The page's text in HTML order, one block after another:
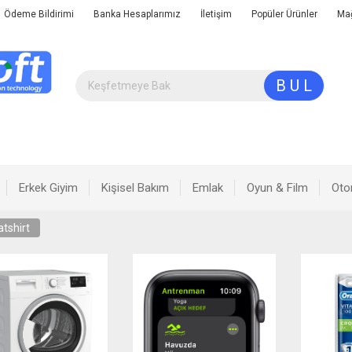
Ödeme Bildirimi Banka Hesaplarımız İletişim Popüler Ürünler
B U L
Erkek Giyim Kişisel Bakım Emlak Oyun & Film